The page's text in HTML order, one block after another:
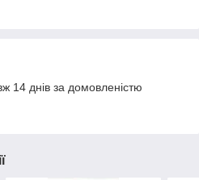
14 днів за домовленістю